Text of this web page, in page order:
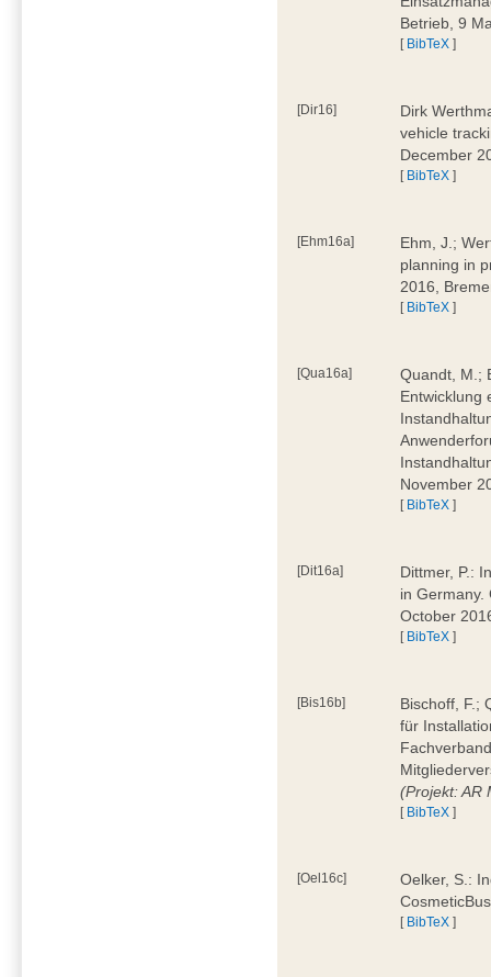
Betrieb, 9
[ BibTeX ]
[Dir16]
Dirk
vehicle
December
[ BibTeX ]
[Ehm16a]
Ehm, J.;
planning in
2016,
[ BibTeX ]
[Qua16a]
Quandt, M.;
Entwicklung
November
[ BibTeX ]
[Dit16a]
Dittmer, P.:
in Germany.
October
[ BibTeX ]
[Bis16b]
Bischoff, F.;
für
(Projekt: AR
[ BibTeX ]
[Oel16c]
Oelker, S.:
[ BibTeX ]